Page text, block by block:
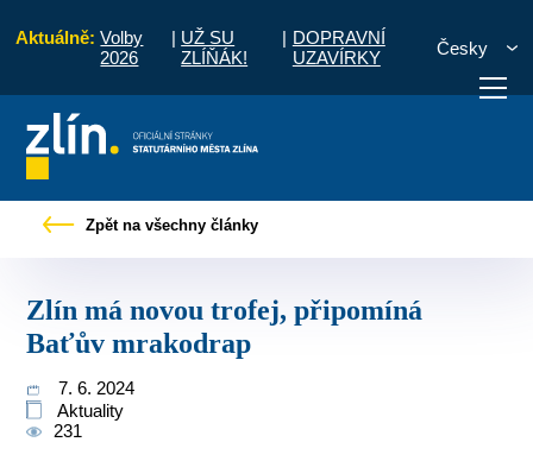
Aktuálně: Volby
2026
| UŽ SU
ZLÍŇÁK!
| DOPRAVNÍ
UZAVÍRKY
Česky
vyřídit Potřebuji zaplatit
Zpět na všechny články
Zlín má novou trofej, připomíná
Baťův mrakodrap
7. 6. 2024
Aktuality
231